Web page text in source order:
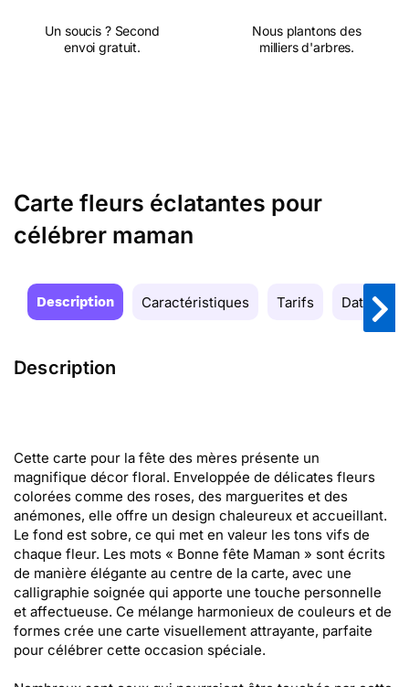
Un soucis ? Second
envoi gratuit.
Nous plantons des
milliers d'arbres.
Carte fleurs éclatantes pour
célébrer maman
Description Caractéristiques Tarifs Date de
Description
Cette carte pour la fête des mères présente un
magnifique décor floral. Enveloppée de délicates fleurs
colorées comme des roses, des marguerites et des
anémones, elle offre un design chaleureux et accueillant.
Le fond est sobre, ce qui met en valeur les tons vifs de
chaque fleur. Les mots « Bonne fête Maman » sont écrits
de manière élégante au centre de la carte, avec une
calligraphie soignée qui apporte une touche personnelle
et affectueuse. Ce mélange harmonieux de couleurs et de
formes crée une carte visuellement attrayante, parfaite
pour célébrer cette occasion spéciale.